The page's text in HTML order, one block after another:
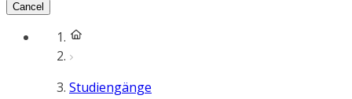
Cancel
Studiengänge